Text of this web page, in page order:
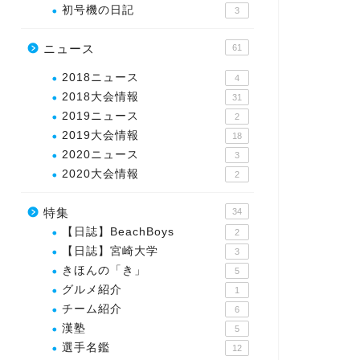
初号機の日記 3
ニュース 61
2018ニュース 4
2018大会情報 31
2019ニュース 2
2019大会情報 18
2020ニュース 3
2020大会情報 2
特集 34
【日誌】BeachBoys 2
【日誌】宮崎大学 3
きほんの「き」 5
グルメ紹介 1
チーム紹介 6
漢塾 5
選手名鑑 12